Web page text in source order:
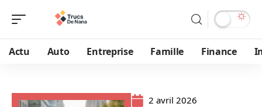
Actu Auto Entreprise Famille Finance
2 avril 2026